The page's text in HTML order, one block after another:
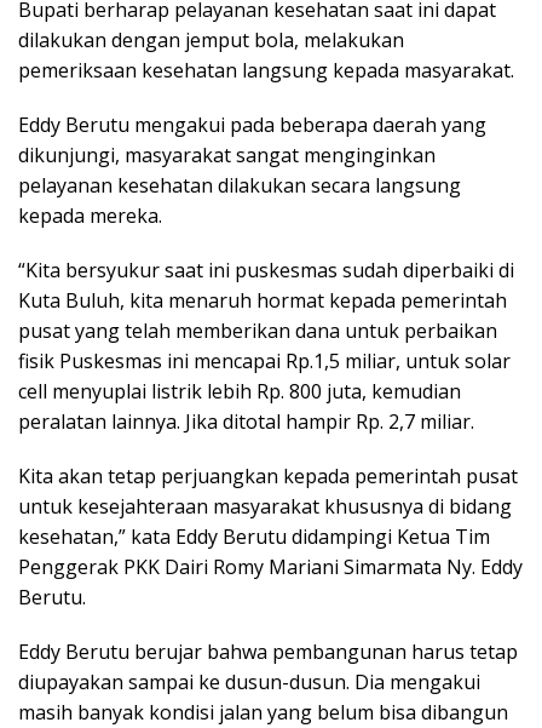
Bupati berharap pelayanan kesehatan saat ini dapat
dilakukan dengan jemput bola, melakukan
pemeriksaan kesehatan langsung kepada masyarakat.
Eddy Berutu mengakui pada beberapa daerah yang
dikunjungi, masyarakat sangat menginginkan
pelayanan kesehatan dilakukan secara langsung
kepada mereka.
“Kita bersyukur saat ini puskesmas sudah diperbaiki di
Kuta Buluh, kita menaruh hormat kepada pemerintah
pusat yang telah memberikan dana untuk perbaikan
fisik Puskesmas ini mencapai Rp.1,5 miliar, untuk solar
cell menyuplai listrik lebih Rp. 800 juta, kemudian
peralatan lainnya. Jika ditotal hampir Rp. 2,7 miliar.
Kita akan tetap perjuangkan kepada pemerintah pusat
untuk kesejahteraan masyarakat khususnya di bidang
kesehatan,” kata Eddy Berutu didampingi Ketua Tim
Penggerak PKK Dairi Romy Mariani Simarmata Ny. Eddy
Berutu.
Eddy Berutu berujar bahwa pembangunan harus tetap
diupayakan sampai ke dusun-dusun. Dia mengakui
masih banyak kondisi jalan yang belum bisa dibangun